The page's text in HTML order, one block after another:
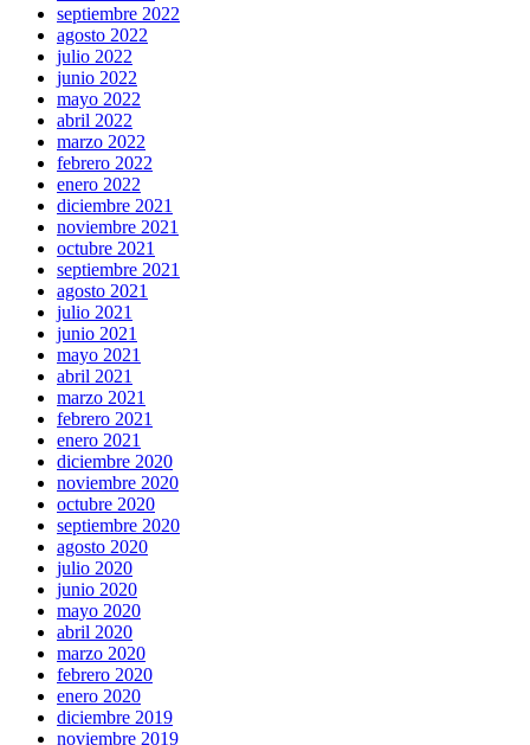
septiembre 2022
agosto 2022
julio 2022
junio 2022
mayo 2022
abril 2022
marzo 2022
febrero 2022
enero 2022
diciembre 2021
noviembre 2021
octubre 2021
septiembre 2021
agosto 2021
julio 2021
junio 2021
mayo 2021
abril 2021
marzo 2021
febrero 2021
enero 2021
diciembre 2020
noviembre 2020
octubre 2020
septiembre 2020
agosto 2020
julio 2020
junio 2020
mayo 2020
abril 2020
marzo 2020
febrero 2020
enero 2020
diciembre 2019
noviembre 2019